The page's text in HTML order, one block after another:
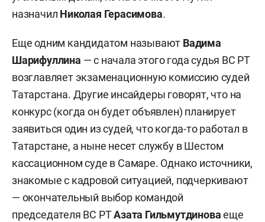
назначил Николая Герасимова.
Еще одним кандидатом называют Вадима
Шарифуллина — с начала этого года судья ВС РТ
возглавляет экзаменационную комиссию судей
Татарстана. Другие инсайдеры говорят, что на
конкурс (когда он будет объявлен) планирует
заявиться один из судей, что когда-то работал в
Татарстане, а ныне несет службу в Шестом
кассационном суде в Самаре. Однако источники,
знакомые с кадровой ситуацией, подчеркивают
— окончательный выбор командой
председателя ВС РТАзата Гильмутдиноваеще